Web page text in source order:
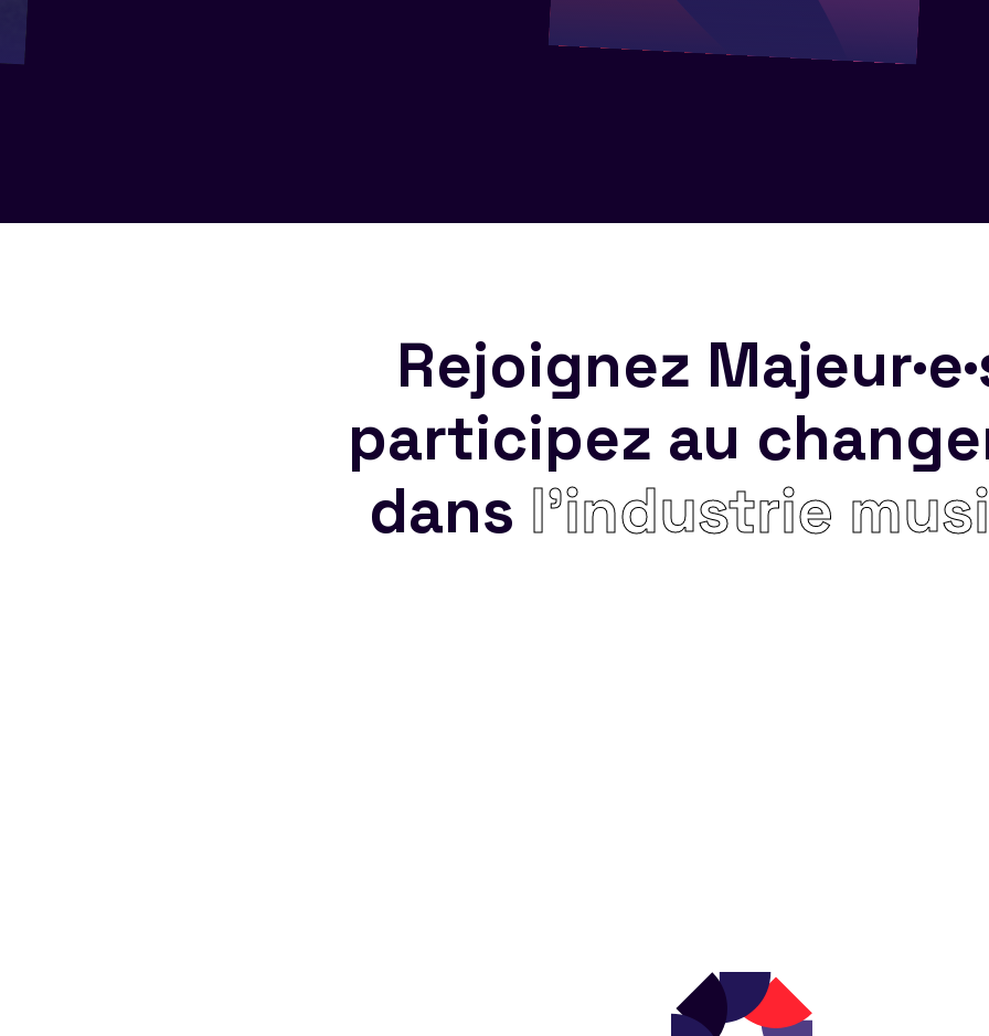
Rejoignez
participez au
dans l’industrie